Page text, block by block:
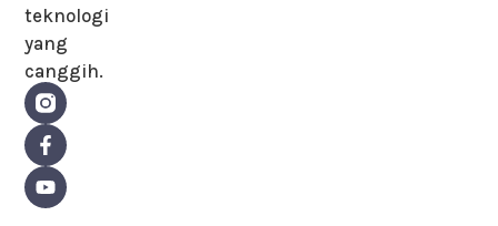
teknologi
yang
canggih.
F
a
c
e
b
o
Y
o
u
t
u
b